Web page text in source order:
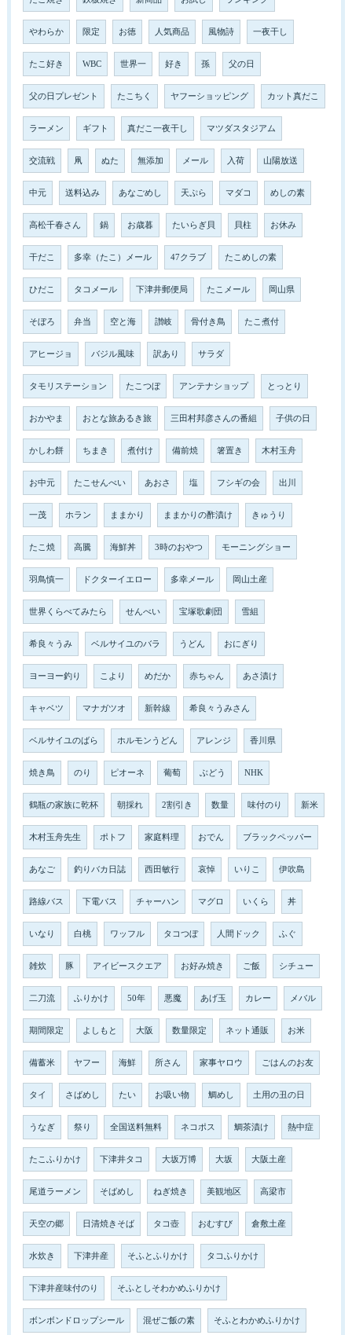
やわらか 限定 お徳 人気商品 風物詩 一夜干し
たこ好き WBC 世界一 好き 孫 父の日
父の日プレゼント たこちく ヤフーショッピング カット真だこ
ラーメン ギフト 真だこ一夜干し マツダスタジアム
交流戦 凧 ぬた 無添加 メール 入荷 山陽放送
中元 送料込み あなごめし 天ぷら マダコ めしの素
高松千春さん 鍋 お歳暮 たいらぎ貝 貝柱 お休み
干だこ 多幸（たこ）メール 47クラブ たこめしの素
ひだこ タコメール 下津井郵便局 たこメール 岡山県
そぼろ 弁当 空と海 讃岐 骨付き鳥 たこ煮付
アヒージョ バジル風味 訳あり サラダ
タモリステーション たこつぼ アンテナショップ とっとり
おかやま おとな旅あるき旅 三田村邦彦さんの番組 子供の日
かしわ餅 ちまき 煮付け 備前焼 箸置き 木村玉舟
お中元 たこせんべい あおさ 塩 フシギの会 出川
一茂 ホラン ままかり ままかりの酢漬け きゅうり
たこ焼 高騰 海鮮丼 3時のおやつ モーニングショー
羽鳥慎一 ドクターイエロー 多幸メール 岡山土産
世界くらべてみたら せんべい 宝塚歌劇団 雪組
希良々うみ ベルサイユのバラ うどん おにぎり
ヨーヨー釣り こより めだか 赤ちゃん あさ漬け
キャベツ マナガツオ 新幹線 希良々うみさん
ベルサイユのばら ホルモンうどん アレンジ 香川県
焼き鳥 のり ピオーネ 葡萄 ぶどう NHK
鶴瓶の家族に乾杯 朝採れ 2割引き 数量 味付のり 新米
木村玉舟先生 ポトフ 家庭料理 おでん ブラックペッパー
あなご 釣りバカ日誌 西田敏行 哀悼 いりこ 伊吹島
路線バス 下電バス チャーハン マグロ いくら 丼
いなり 白桃 ワッフル タコつぼ 人間ドック ふぐ
雑炊 豚 アイビースクエア お好み焼き ご飯 シチュー
二刀流 ふりかけ 50年 悪魔 あげ玉 カレー メバル
期間限定 よしもと 大阪 数量限定 ネット通販 お米
備蓄米 ヤフー 海鮮 所さん 家事ヤロウ ごはんのお友
タイ さばめし たい お吸い物 鯛めし 土用の丑の日
うなぎ 祭り 全国送料無料 ネコポス 鯛茶漬け 熱中症
たこふりかけ 下津井タコ 大坂万博 大坂 大阪土産
尾道ラーメン そばめし ねぎ焼き 美観地区 高梁市
天空の郷 日清焼きそば タコ壺 おむすび 倉敷土産
水炊き 下津井産 そふとふりかけ タコふりかけ
下津井産味付のり そふとしそわかめふりかけ
ボンボンドロップシール 混ぜご飯の素 そふとわかめふりかけ